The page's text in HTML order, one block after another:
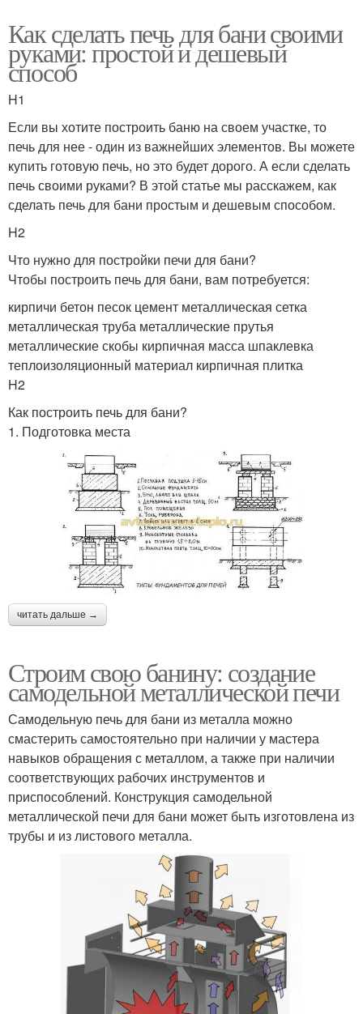
Как сделать печь для бани своими
руками: простой и дешевый
способ
H1
Если вы хотите построить баню на своем участке, то
печь для нее - один из важнейших элементов. Вы можете
купить готовую печь, но это будет дорого. А если сделать
печь своими руками? В этой статье мы расскажем, как
сделать печь для бани простым и дешевым способом.
H2
Что нужно для постройки печи для бани?
Чтобы построить печь для бани, вам потребуется:
кирпичи бетон песок цемент металлическая сетка
металлическая труба металлические прутья
металлические скобы кирпичная масса шпаклевка
теплоизоляционный материал кирпичная плитка
H2
Как построить печь для бани?
1. Подготовка места
читать дальше →
Строим свою банину: создание
самодельной металлической печи
Самодельную печь для бани из металла можно
смастерить самостоятельно при наличии у мастера
навыков обращения с металлом, а также при наличии
соответствующих рабочих инструментов и
приспособлений. Конструкция самодельной
металлической печи для бани может быть изготовлена из
трубы и из листового металла.